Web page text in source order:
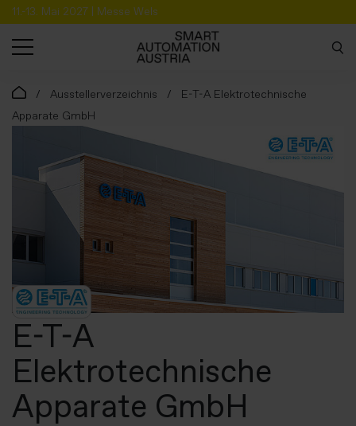
11.-13. Mai 2027 | Messe Wels
Ausstellerverzeichnis
E-T-A Elektrotechnische
Apparate GmbH
E-T-A
Elektrotechnische
Apparate GmbH